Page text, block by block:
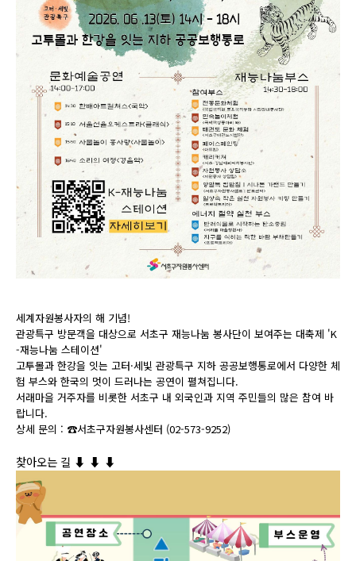
세계자원봉사자의 해 기념!
관광특구 방문객을 대상으로 서초구 재능나눔 봉사단이 보여주는 대축제 'K
-재능나눔 스테이션'
고투몰과 한강을 잇는 고터·세빛 관광특구 지하 공공보행통로에서 다양한 체
험 부스와 한국의 멋이 드러나는 공연이 펼쳐집니다.
서래마을 거주자를 비롯한 서초구 내 외국인과 지역 주민들의 많은 참여 바
랍니다.
상세 문의 : ☎서초구자원봉사센터 (02-573-9252)
찾아오는 길 ⬇ ⬇ ⬇